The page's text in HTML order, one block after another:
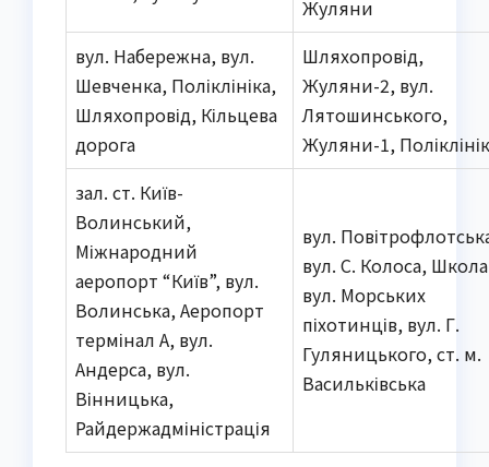
Жуляни
вул. Набережна, вул.
Шевченка, Поліклініка,
Шляхопровід, Кільцева
дорога
Шляхопровід,
Жуляни-2, вул.
Лятошинського,
Жуляни-1,
зал. ст. Київ-
Волинський,
Міжнародний
аеропорт “Київ”, вул.
Волинська, Аеропорт
термінал А, вул.
Андерса, вул.
Вінницька,
Райдержадміністрація
вул.
вул. С. Колоса,
вул. Морських
піхотинців, вул. Г.
Гуляницького, ст. м.
Васильківська